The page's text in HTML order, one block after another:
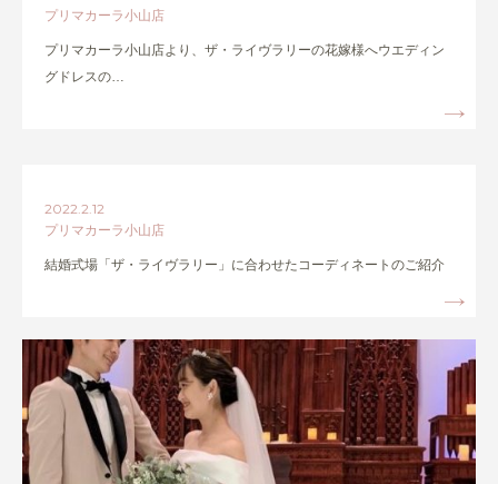
プリマカーラ小山店
プリマカーラ小山店より、ザ・ライヴラリーの花嫁様へウエディン
グドレスの…
2022.2.12
プリマカーラ小山店
結婚式場「ザ・ライヴラリー」に合わせたコーディネートのご紹介